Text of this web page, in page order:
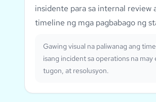
insidente para sa internal review
timeline ng mga pagbabago ng
Gawing visual na paliwanag ang
isang incident sa operations na may
tugon, at resolusyon.